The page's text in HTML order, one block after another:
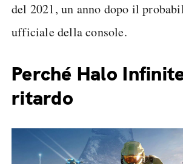
del 2021, un anno dopo il
ufficiale della console.
Perché Halo
ritardo